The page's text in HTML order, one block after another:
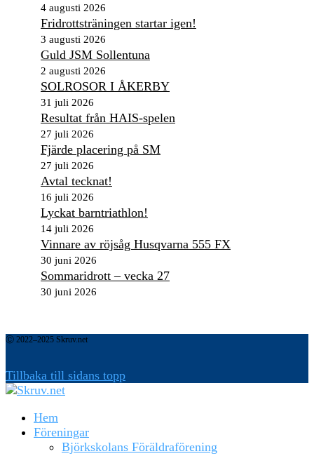
4 augusti 2026
Fridrottsträningen startar igen!
3 augusti 2026
Guld JSM Sollentuna
2 augusti 2026
SOLROSOR I ÅKERBY
31 juli 2026
Resultat från HAIS-spelen
27 juli 2026
Fjärde placering på SM
27 juli 2026
Avtal tecknat!
16 juli 2026
Lyckat barntriathlon!
14 juli 2026
Vinnare av röjsåg Husqvarna 555 FX
30 juni 2026
Sommaridrott – vecka 27
30 juni 2026
Ⓒ 2022–2025 Skruv.net
Tillbaka till sidans topp
Hem
Föreningar
Björkskolans Föräldraförening